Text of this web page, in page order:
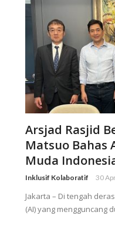
Arsjad Rasjid
Matsuo Bahas
Muda
Inklusif Kolaboratif 30
Jakarta – Di tengah
(AI) yang mengguncang